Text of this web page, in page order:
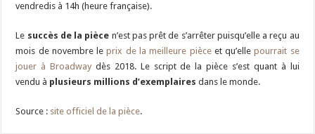
vendredis à 14h (heure française).
Le succès de la pièce n’est pas prêt de s’arrêter puisqu’elle a reçu au
mois de novembre leprix de la meilleure pièceet qu’ellepourrait se
jouer à Broadway dès 2018. Le script de la pièce s’est quant à lui
vendu à plusieurs millions d’exemplaires dans le monde.
Source : site officiel de la pièce.